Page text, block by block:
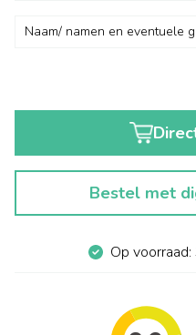
Bestel met
Op